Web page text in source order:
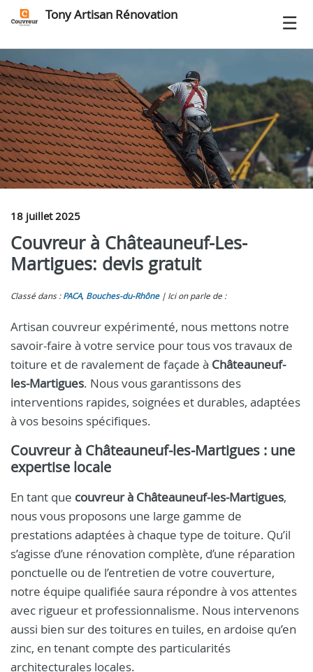
Tony Artisan Rénovation
18 juillet 2025
Couvreur à Châteauneuf-Les-
Martigues: devis gratuit
Classé dans : PACA, Bouches-du-Rhône Ici on parle de :
Artisan couvreur expérimenté, nous mettons notre
savoir-faire à votre service pour tous vos travaux de
toiture et de ravalement de façade à Châteauneuf-
les-Martigues. Nous vous garantissons des
interventions rapides, soignées et durables, adaptées
à vos besoins spécifiques.
Couvreur à Châteauneuf-les-Martigues : une
expertise locale
En tant que couvreur à Châteauneuf-les-Martigues,
nous vous proposons une large gamme de
prestations adaptées à chaque type de toiture. Qu’il
s’agisse d’une rénovation complète, d’une réparation
ponctuelle ou de l’entretien de votre couverture,
notre équipe qualifiée saura répondre à vos attentes
avec rigueur et professionnalisme. Nous intervenons
aussi bien sur des toitures en tuiles, en ardoise qu’en
zinc, en tenant compte des particularités
architecturales locales.